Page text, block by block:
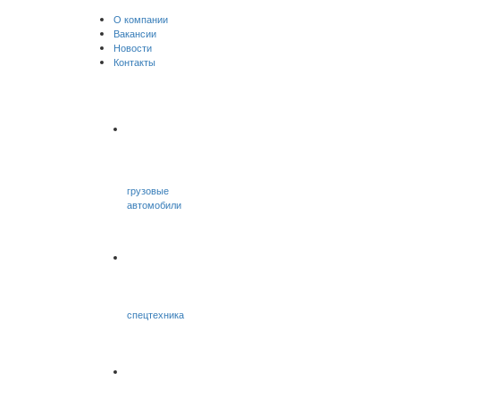
О компании
Вакансии
Новости
Контакты
грузовые
автомобили
спецтехника